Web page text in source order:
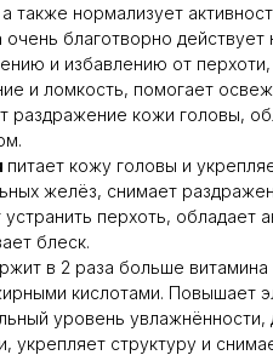
также нормализует
очень благотворно действует
и избавлению от перхоти,
и ломкость, помогает
раздражение кожи головы,
питает кожу головы и
желёз, снимает
перхоть, обладает
блеск.
в 2 раза больше
кислотами. Повышает
уровень увлажнённости,
укрепляет структуру и